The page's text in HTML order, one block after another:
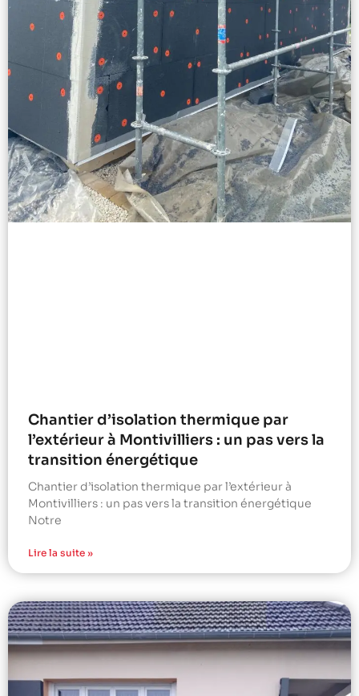
Chantier d’isolation thermique par
l’extérieur à Montivilliers : un pas vers la
transition énergétique
Chantier d’isolation thermique par l’extérieur à
Montivilliers : un pas vers la transition énergétique
Notre
Lire la suite »